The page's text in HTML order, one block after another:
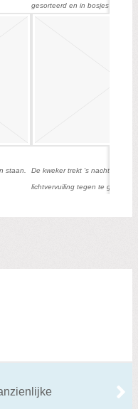
gesorteerd en in bosjes van 20
staan. De kweker trekt 's nachts folie
lichtvervuiling tegen te gaan.